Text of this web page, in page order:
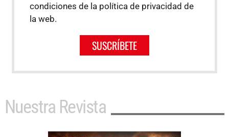
condiciones de la política de privacidad de
la web.
SUSCRÍBETE
Nuestra Revista